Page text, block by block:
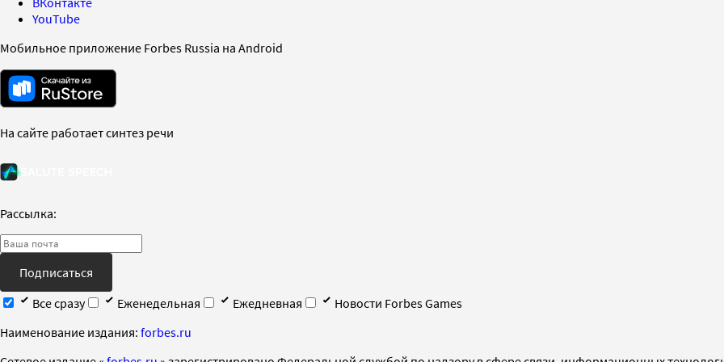
YouTube
Мобильное приложение Forbes Russia на Android
На сайте работает синтез речи
Рассылка:
Подписаться
Все сразу
Еженедельная Ежедневная
Новости Forbes Games
Наименование издания: forbes.ru